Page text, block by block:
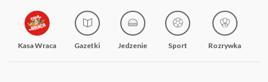
Kasa Wraca Gazetki Jedzenie Sport Rozrywka